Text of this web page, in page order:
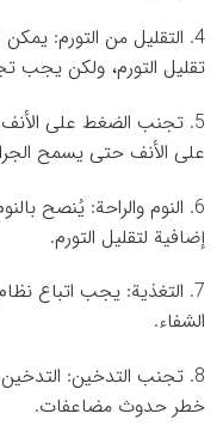
4. التقليل من التورم:
تقليل التورم، ولكن يجب
5. تجنب الضغط على
على الأنف حتى يسمح
6. النوم والراحة: يُنصح
إضافية لتقليل التورم.
7. التغذية: يجب اتباع
الشفاء.
8. تجنب التدخين:
خطر حدوث مضاعفات.